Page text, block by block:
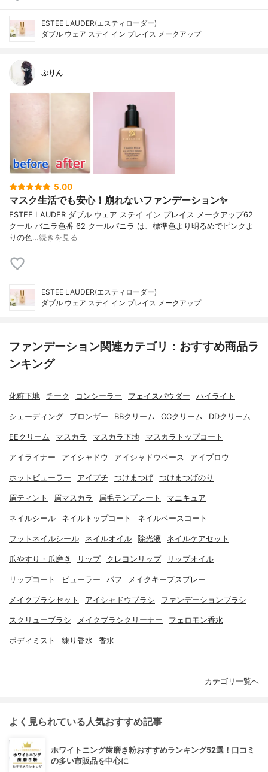
ESTEE LAUDER(エスティローダー)
ダブル ウェア ステイ イン プレイス メークアップ
ぷりん
5.00
マスク生活でも安心！崩れないファンデーション✨
ESTEE LAUDER ダブル ウェア ステイ イン プレイス メークアップ62
クール バニラ色番 62 クールバニラ は、標準色より明るめでピンクよ
りの色…続きを見る
ESTEE LAUDER(エスティローダー)
ダブル ウェア ステイ イン プレイス メークアップ
ファンデーション関連カテゴリ：おすすめ商品ラ
ンキング
化粧下地 チーク コンシーラー フェイスパウダー ハイライト
シェーディング ブロンザー BBクリーム CCクリーム DDクリーム
EEクリーム マスカラ マスカラ下地 マスカラトップコート
アイライナー アイシャドウ アイシャドウベース アイブロウ
ホットビューラー アイプチ つけまつげ つけまつげのり
眉ティント 眉マスカラ 眉毛テンプレート マニキュア
ネイルシール ネイルトップコート ネイルベースコート
フットネイルシール ネイルオイル 除光液 ネイルケアセット
爪やすり・爪磨き リップ クレヨンリップ リップオイル
リップコート ビューラー パフ メイクキープスプレー
メイクブラシセット アイシャドウブラシ ファンデーションブラシ
スクリューブラシ メイクブラシクリーナー フェロモン香水
ボディミスト 練り香水 香水
カテゴリ一覧へ
よく見られている人気おすすめ記事
ホワイトニング歯磨き粉おすすめランキング52選！口コミ
の多い市販品を中心に